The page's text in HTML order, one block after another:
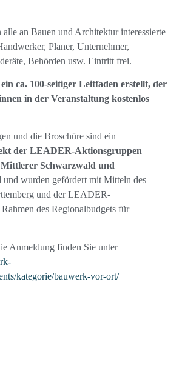
an Bauen und Architektur interessierte
Planer, Unternehmer,
Behörden usw. Eintritt frei.
ca. 100-seitiger Leitfaden erstellt, der
in der Veranstaltung kostenlos
und die Broschüre sind ein
der LEADER-Aktionsgruppen
Schwarzwald und
und wurden gefördert mit Mitteln des
und der LEADER-
des Regionalbudgets für
Anmeldung finden Sie unter
kategorie/bauwerk-vor-ort/